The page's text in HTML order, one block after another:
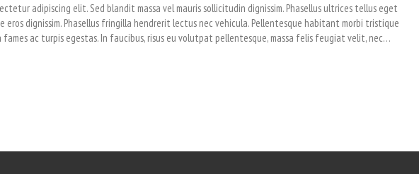
adipiscing elit. Sed blandit massa vel mauris sollicitudin dignissim. Phasellus ultrices tellus eget
eros dignissim. Phasellus fringilla hendrerit lectus nec vehicula. Pellentesque habitant morbi tristique
ac turpis egestas. In faucibus, risus eu volutpat pellentesque, massa felis feugiat velit, nec…